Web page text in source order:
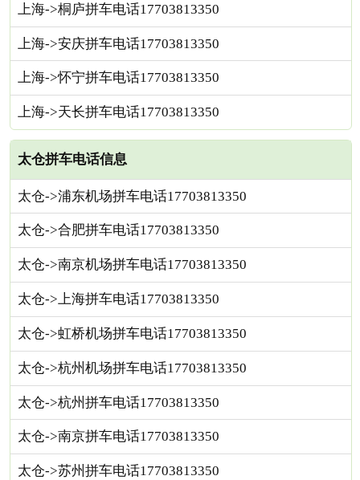
上海->桐庐拼车电话17703813350
上海->安庆拼车电话17703813350
上海->怀宁拼车电话17703813350
上海->天长拼车电话17703813350
太仓拼车电话信息
太仓->浦东机场拼车电话17703813350
太仓->合肥拼车电话17703813350
太仓->南京机场拼车电话17703813350
太仓->上海拼车电话17703813350
太仓->虹桥机场拼车电话17703813350
太仓->杭州机场拼车电话17703813350
太仓->杭州拼车电话17703813350
太仓->南京拼车电话17703813350
太仓->苏州拼车电话17703813350